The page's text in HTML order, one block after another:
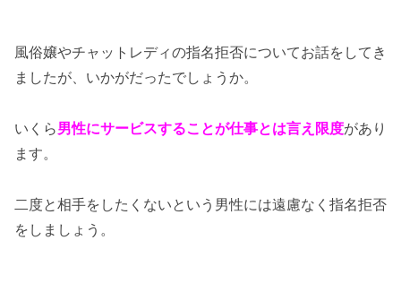
風俗嬢やチャットレディの指名拒否についてお話をしてき
ましたが、いかがだったでしょうか。
いくら男性にサービスすることが仕事とは言え限度があり
ます。
二度と相手をしたくないという男性には遠慮なく指名拒否
をしましょう。